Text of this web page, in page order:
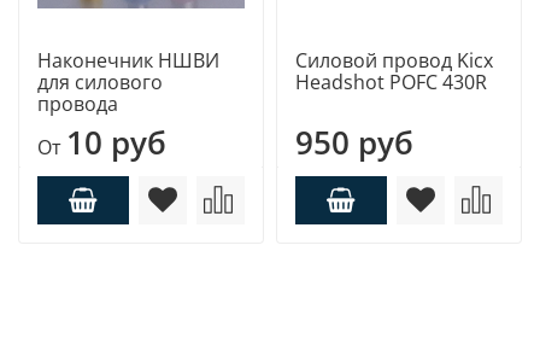
Наконечник НШВИ
для силового
провода
От 10 руб
Силовой провод Kicx
Headshot POFC 430R
950 руб